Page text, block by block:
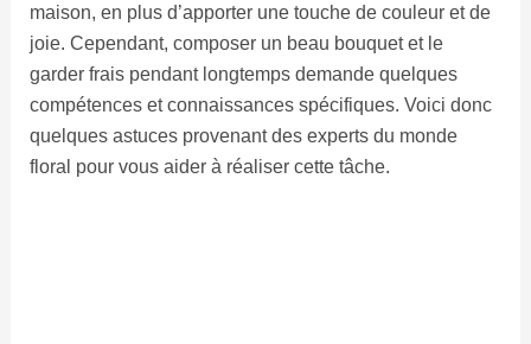
maison, en plus d’apporter une touche de couleur et de
joie. Cependant, composer un beau bouquet et le
garder frais pendant longtemps demande quelques
compétences et connaissances spécifiques. Voici donc
quelques astuces provenant des experts du monde
floral pour vous aider à réaliser cette tâche.